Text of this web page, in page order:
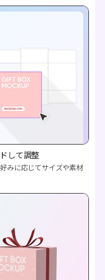
して調整
みに応じてサイズや素材